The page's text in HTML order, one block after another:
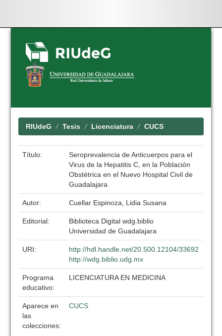
Skip
navigation
RIUdeG Tesis Licenciatura CUCS
Título:
Seroprevalencia de Anticuerpos para el
Virus de la Hepatitis C, en la Población
Obstétrica en el Nuevo Hospital Civil de
Guadalajara
Autor: Cuellar Espinoza, Lidia Susana
Editorial:
Biblioteca Digital wdg.biblio
Universidad de Guadalajara
URI:
http://hdl.handle.net/20.500.12104/33692
http://wdg.biblio.udg.mx
Programa
educativo:
LICENCIATURA EN MEDICINA
Aparece en
las
colecciones:
CUCS